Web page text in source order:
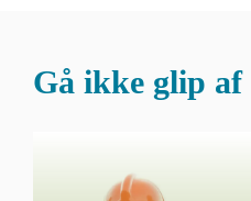
Gå ikke glip af